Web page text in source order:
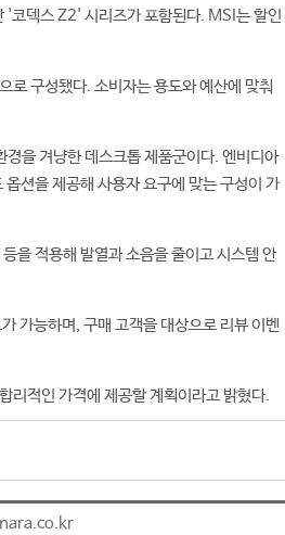
'코덱스 Z2' 시리즈가 포함된다. MSI는 할인
로 구성됐다. 소비자는 용도와 예산에 맞춰
을 겨냥한 데스크톱 제품군이다. 엔비디아
션을 제공해 사용자 요구에 맞는 구성이 가
을 적용해 발열과 소음을 줄이고 시스템 안
가능하며, 구매 고객을 대상으로 리뷰 이벤
리적인 가격에 제공할 계획이라고 밝혔다.